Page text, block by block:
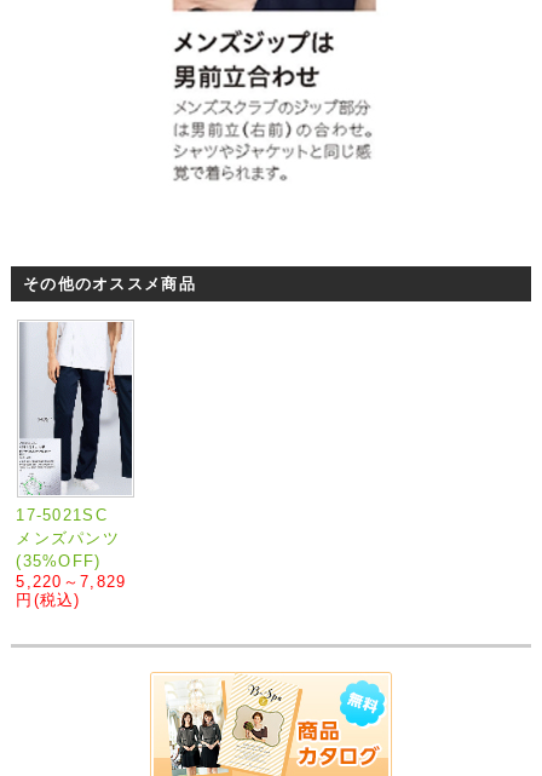
その他のオススメ商品
17-5021SC
メンズパンツ
(35%OFF)
5,220～7,829
円 (税込)